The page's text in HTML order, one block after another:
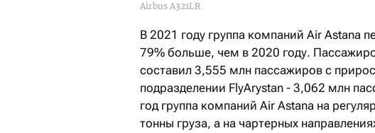
Airbus A321LR
В 2021 году группа компаний Air Astana
79% больше, чем в 2020 году.
составил 3,555 млн пассажиров с
подразделении FlyArystan - 3,062 млн
год группа компаний Air Astana на
тонны груза, а на чартерных